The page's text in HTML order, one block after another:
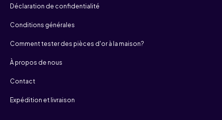
Déclaration de confidentialité
Conditions générales
Comment tester des pièces d'or à la maison?
À propos de nous
Contact
Expédition et livraison